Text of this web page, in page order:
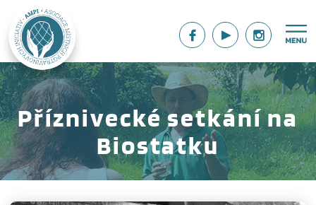
Příznivecké setkání na
Biostatku